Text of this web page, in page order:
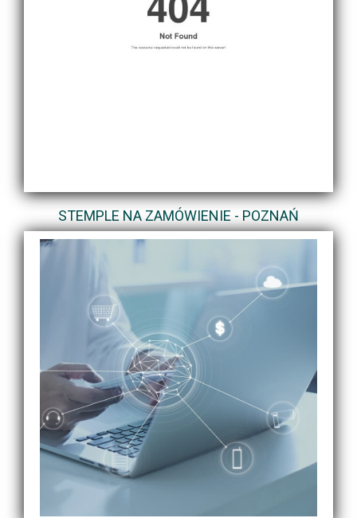
STEMPLE NA ZAMÓWIENIE - POZNAŃ